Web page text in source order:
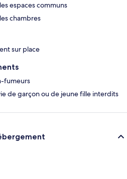
espaces communs
chambres
sur place
fumeurs
de garçon ou de jeune fille interdits